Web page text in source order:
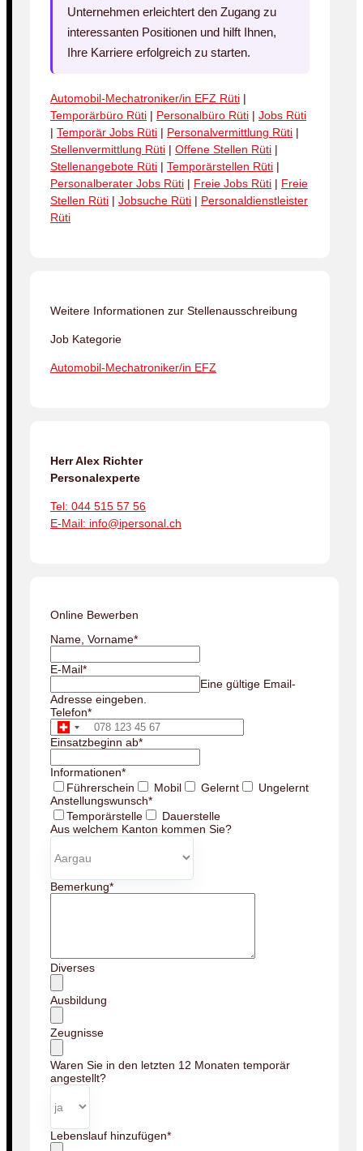
Unternehmen erleichtert den Zugang zu
interessanten Positionen und hilft Ihnen,
Ihre Karriere erfolgreich zu starten.
Automobil-Mechatroniker/in EFZ Rüti |
Temporärbüro Rüti | Personalbüro Rüti | Jobs Rüti
| Temporär Jobs Rüti | Personalvermittlung Rüti |
Stellenvermittlung Rüti | Offene Stellen Rüti |
Stellenangebote Rüti | Temporärstellen Rüti |
Personalberater Jobs Rüti | Freie Jobs Rüti | Freie
Stellen Rüti | Jobsuche Rüti | Personaldienstleister
Rüti
Weitere Informationen zur Stellenausschreibung
Job Kategorie
Automobil-Mechatroniker/in EFZ
Herr Alex Richter
Personalexperte
Tel: 044 515 57 56
E-Mail: info@ipersonal.ch
Online Bewerben
Name, Vorname*
E-Mail*
Eine gültige Email-
Adresse eingeben.
Telefon*
Einsatzbeginn ab*
Informationen*
Führerschein
Mobil Gelernt
Ungelernt
Anstellungswunsch*
Temporärstelle
Dauerstelle
Aus welchem Kanton kommen Sie?
Bemerkung*
Diverses
Ausbildung
Zeugnisse
Waren Sie in den letzten 12 Monaten temporär
angestellt?
Lebenslauf hinzufügen*